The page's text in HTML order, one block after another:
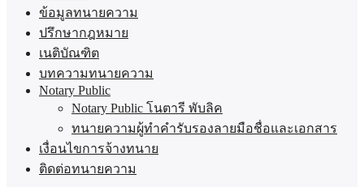
ข้อมูลทนายความ
ปรึกษากฎหมาย
เนติบัณฑิต
บทความทนายความ
Notary Public
Notary Public โนตารี พับลิค
ทนายความผู้ทำคำรับรองลายมือชื่อและเอกสาร
เงื่อนไขการจ้างทนาย
ติดต่อทนายความ